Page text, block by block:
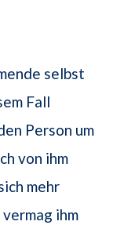
selbst
Fall
Person um
von ihm
mehr
ihm